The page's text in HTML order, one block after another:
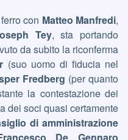
con Matteo Manfredi,
Tey, sta portando
da subito la riconferma
(suo uomo di fiducia nel
Fredberg (per quanto
la contestazione dei
dei soci quasi certamente
di amministrazione